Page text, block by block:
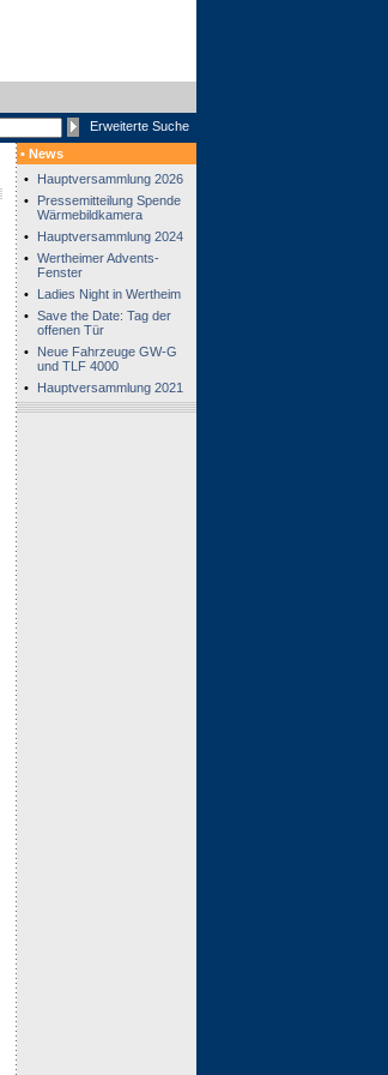
Erweiterte Suche
• News
•
Hauptversammlung 2026
•
Pressemitteilung Spende
Wärmebildkamera
•
Hauptversammlung 2024
• Wertheimer Advents-
Fenster
•
Ladies Night in Wertheim
• Save the Date: Tag der
offenen Tür
•
Neue Fahrzeuge GW-G
und TLF 4000
•
Hauptversammlung 2021